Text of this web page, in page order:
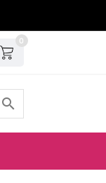
0
search